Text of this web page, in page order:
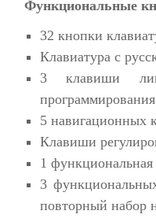
Функциональные
32 кнопки
Клавиатура с
3 клавиши
программирования
5 навигационных
Клавиши
1
3
повторный набор